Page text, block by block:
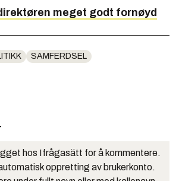
meget godt fornøyd
SAMFERDSEL
hos Ifrågasätt for å kommentere.
oppretting av brukerkonto.